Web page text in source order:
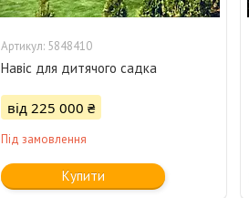
5848410
Навіс для дитячого садка
від 225 000 ₴
Під замовлення
Купити